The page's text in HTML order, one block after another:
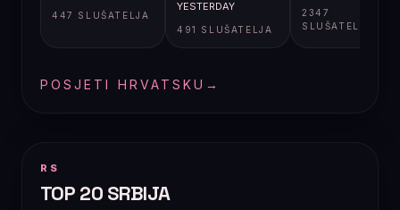
447 SLUŠATELJA
YESTERDAY
491 SLUŠATELJA
2347
SLUŠATELJA
POSJETI HRVATSKU →
RS
TOP 20 SRBIJA